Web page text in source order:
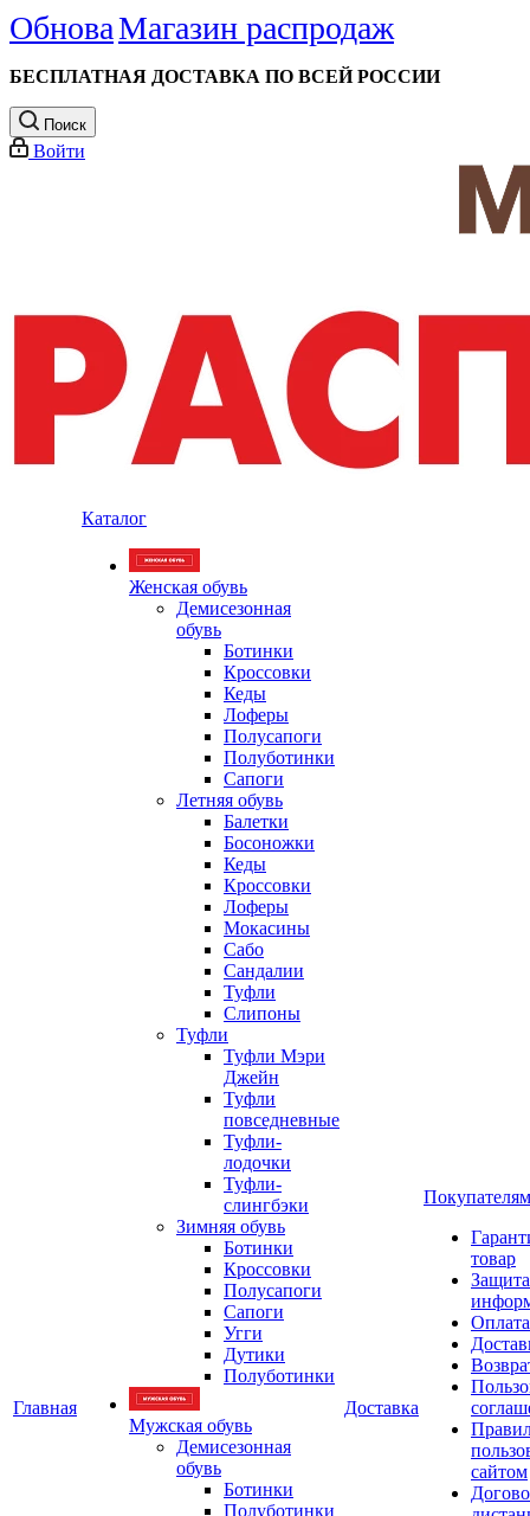
ОбноваМагазин распродаж
БЕСПЛАТНАЯ ДОСТАВКА ПО ВСЕЙ РОССИИ
Поиск
Войти
Главная
Каталог
Женская обувь
Демисезонная
обувь
Ботинки
Кроссовки
Кеды
Лоферы
Полусапоги
Полуботинки
Сапоги
Летняя обувь
Балетки
Босоножки
Кеды
Кроссовки
Лоферы
Мокасины
Сабо
Сандалии
Туфли
Слипоны
Туфли
Туфли Мэри
Джейн
Туфли
повседневные
Туфли-
лодочки
Туфли-
слингбэки
Зимняя обувь
Ботинки
Кроссовки
Полусапоги
Сапоги
Угги
Дутики
Полуботинки
Мужская обувь
Демисезонная
обувь
Ботинки
Полуботинки
Доставка
Покупателям
товар
Защита
Оплата
сайтом